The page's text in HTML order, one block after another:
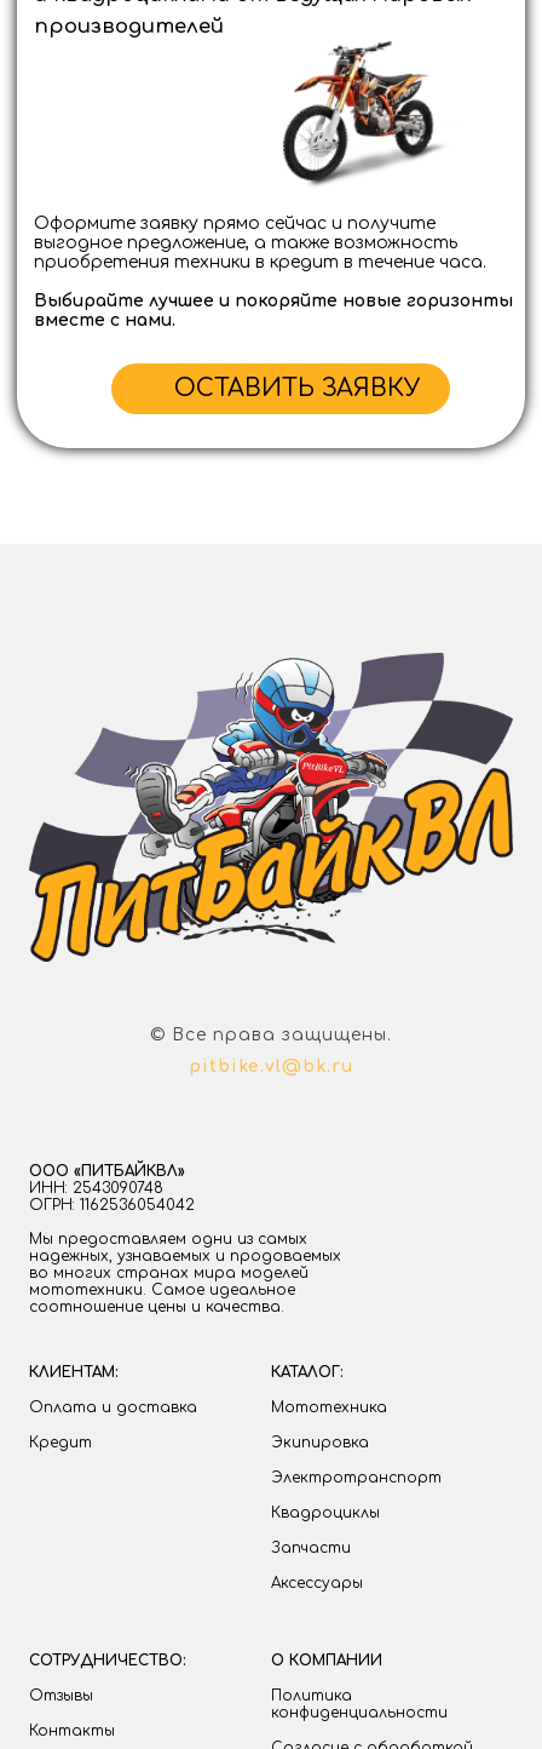
© Все права защищены.
pitbike.vl@bk.ru
ООО «ПИТБАЙКВЛ»
ИНН: 2543090748
ОГРН: 1162536054042
Мы предоставляем одни из самых
надежных, узнаваемых и продоваемых
во многих странах мира моделей
мототехники. Самое идеальное
соотношение цены и качества.
КЛИЕНТАМ:
Оплата и доставка
Кредит
КАТАЛОГ:
Мототехника
Экипировка
Электротранспорт
Квадроциклы
Запчасти
Аксессуары
СОТРУДНИЧЕСТВО:
Отзывы
Контакты
О КОМПАНИИ
Политика
конфиденциальности